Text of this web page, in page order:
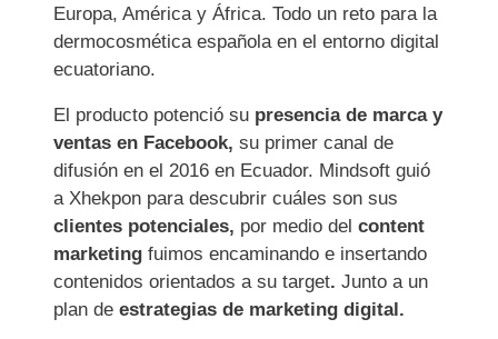
Europa, América y África. Todo un reto para la
dermocosmética española en el entorno digital
ecuatoriano.
El producto potenció su presencia de marca y
ventas en Facebook, su primer canal de
difusión en el 2016 en Ecuador. Mindsoft guió
a Xhekpon para descubrir cuáles son sus
clientes potenciales, por medio del content
marketing fuimos encaminando e insertando
contenidos orientados a su target. Junto a un
plan de estrategias de marketing digital.